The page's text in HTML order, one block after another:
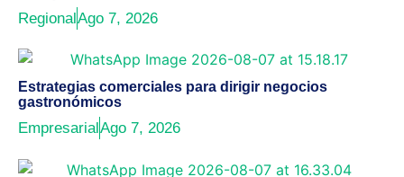
RegionalAgo 7, 2026
Estrategias comerciales para dirigir negocios
gastronómicos
Empresarial Ago 7, 2026